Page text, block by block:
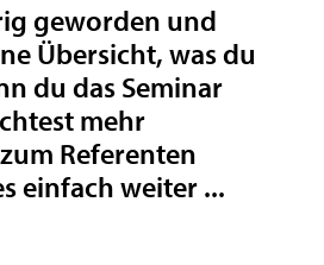
geworden und
Übersicht, was du
du das Seminar
mehr
Referenten
einfach weiter ...